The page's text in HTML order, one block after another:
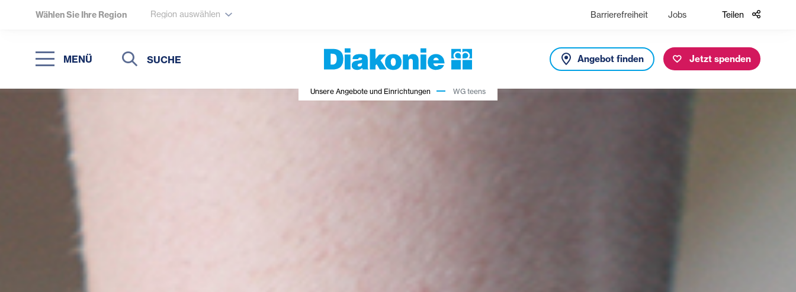
Wählen Sie Ihre Region Region auswählen Barrierefreiheit Jobs Teilen
MENÜ
Suche
Suche
Angebot finden Jetzt spenden
Unsere Angebote und Einrichtungen WG teens